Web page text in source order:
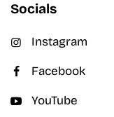
Socials
Instagram
Facebook
YouTube